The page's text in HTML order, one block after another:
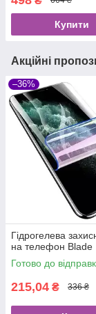
Оригінал.
Купити
Акційні
–36%
Гідрогелева
на телефон Blade
Готово до
215,04 ₴ 336 ₴